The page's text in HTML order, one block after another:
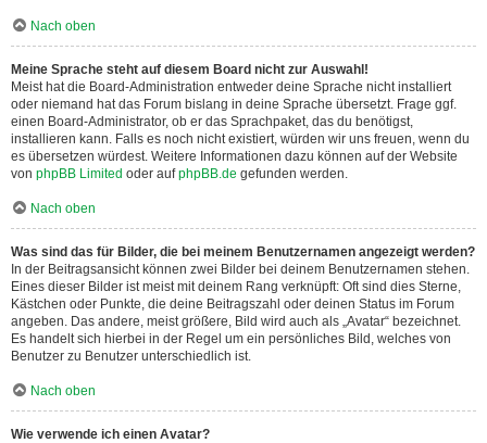
Nach oben
Meine Sprache steht auf diesem Board nicht zur Auswahl!
Meist hat die Board-Administration entweder deine Sprache nicht installiert
oder niemand hat das Forum bislang in deine Sprache übersetzt. Frage ggf.
einen Board-Administrator, ob er das Sprachpaket, das du benötigst,
installieren kann. Falls es noch nicht existiert, würden wir uns freuen, wenn du
es übersetzen würdest. Weitere Informationen dazu können auf der Website
von phpBB Limited oder aufphpBB.de gefunden werden.
Nach oben
Was sind das für Bilder, die bei meinem Benutzernamen angezeigt werden?
In der Beitragsansicht können zwei Bilder bei deinem Benutzernamen stehen.
Eines dieser Bilder ist meist mit deinem Rang verknüpft: Oft sind dies Sterne,
Kästchen oder Punkte, die deine Beitragszahl oder deinen Status im Forum
angeben. Das andere, meist größere, Bild wird auch als „Avatar“ bezeichnet.
Es handelt sich hierbei in der Regel um ein persönliches Bild, welches von
Benutzer zu Benutzer unterschiedlich ist.
Nach oben
Wie verwende ich einen Avatar?